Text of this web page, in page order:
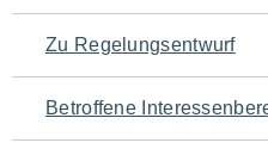
für
den
Seiteninhalt
Zu Regelungsentwurf
Betroffene